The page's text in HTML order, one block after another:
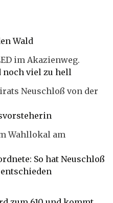
Wald
viel zu hell
So hat Neuschloß